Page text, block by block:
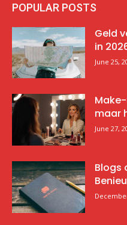
POPULAR POSTS
Geld
in
June 25,
maar
June 27,
Blogs